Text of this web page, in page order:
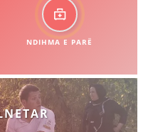
NDIHMA E PARË